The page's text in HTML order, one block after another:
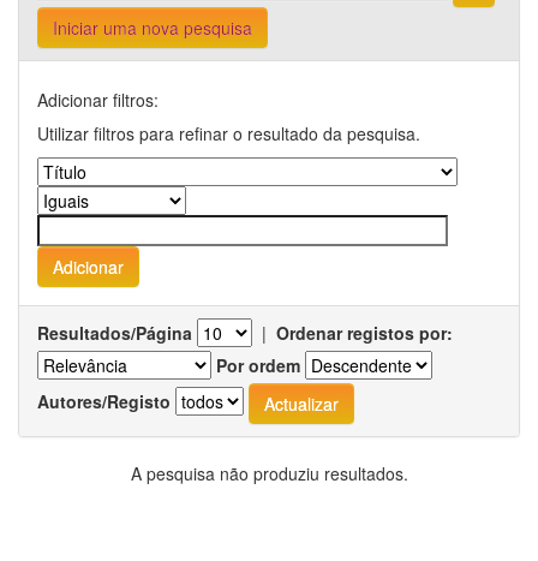
Iniciar uma nova pesquisa
Adicionar filtros:
Utilizar filtros para refinar o resultado da pesquisa.
Resultados/Página | Ordenar registos por:
Por ordem
Autores/Registo
A pesquisa não produziu resultados.